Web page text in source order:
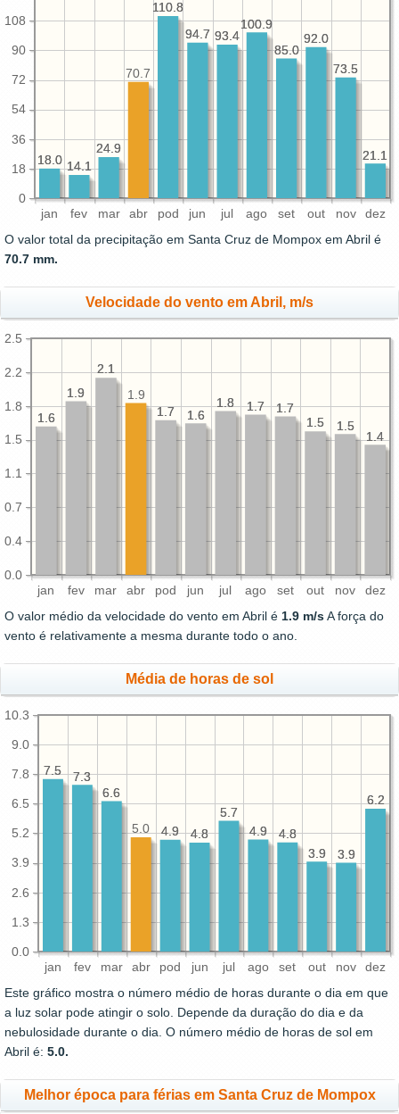
jan fev mar abr pod jun jul ago set out nov dez
0
18
36
54
72
90
108
21.1
73.5
92.0
85.0
100.9
93.4
94.7
110.8
24.9
14.1
18.0 21.1
73.5
92.0
85.0
100.9
93.4
94.7
110.8
70.7
24.9
14.1
18.0
O valor total da precipitação em Santa Cruz de Mompox em Abril é
70.7 mm.
Velocidade do vento em Abril, m/s
jan fev mar abr pod jun jul ago set out nov dez
0.0
0.4
0.7
1.1
1.5
1.8
2.2
2.5
1.4
1.5
1.5
1.7
1.7
1.8
1.6
1.7
2.1
1.9
1.6
1.4
1.5
1.5
1.7
1.7
1.8
1.6
1.7
1.9
2.1
1.9
1.6
O valor médio da velocidade do vento em Abril é 1.9 m/sA força do
vento é relativamente a mesma durante todo o ano.
Média de horas de sol
jan fev mar abr pod jun jul ago set out nov dez
0.0
1.3
2.6
3.9
5.2
6.5
7.8
9.0
10.3
6.2
3.9
3.9
4.8
4.9
5.7
4.8
4.9
6.6
7.3
7.5
6.2
3.9
3.9
4.8
4.9
5.7
4.8
4.9
5.0
6.6
7.3
7.5
Este gráfico mostra o número médio de horas durante o dia em que
a luz solar pode atingir o solo. Depende da duração do dia e da
nebulosidade durante o dia. O número médio de horas de sol em
Abril é: 5.0.
Melhor época para férias em Santa Cruz de Mompox